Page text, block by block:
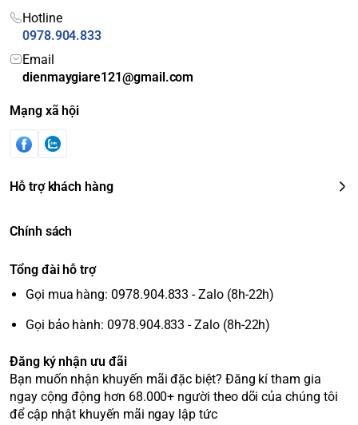
Hotline
0978.904.833
Email
dienmaygiare121@gmail.com
Mạng xã hội
Hỗ trợ khách hàng
Chính sách
Tổng đài hỗ trợ
Gọi mua hàng: 0978.904.833 - Zalo (8h-22h)
Gọi bảo hành: 0978.904.833 - Zalo (8h-22h)
Đăng ký nhận ưu đãi
Bạn muốn nhận khuyến mãi đặc biệt? Đăng kí tham gia
ngay cộng động hơn 68.000+ người theo dõi của chúng tôi
để cập nhật khuyến mãi ngay lập tức